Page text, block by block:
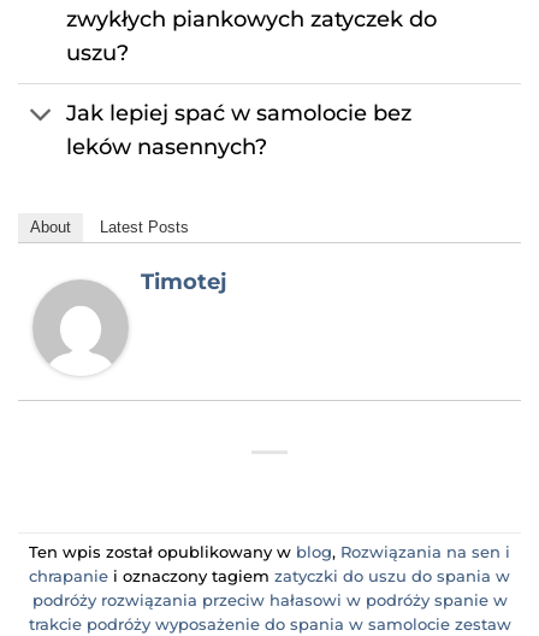
zwykłych piankowych zatyczek do
uszu?
Jak lepiej spać w samolocie bez
leków nasennych?
About Latest Posts
Timotej
Ten wpis został opublikowany w blog, Rozwiązania na sen i
chrapanie i oznaczony tagiem zatyczki do uszu do spania w
podróży rozwiązania przeciw hałasowi w podróży spanie w
trakcie podróży wyposażenie do spania w samolocie zestaw